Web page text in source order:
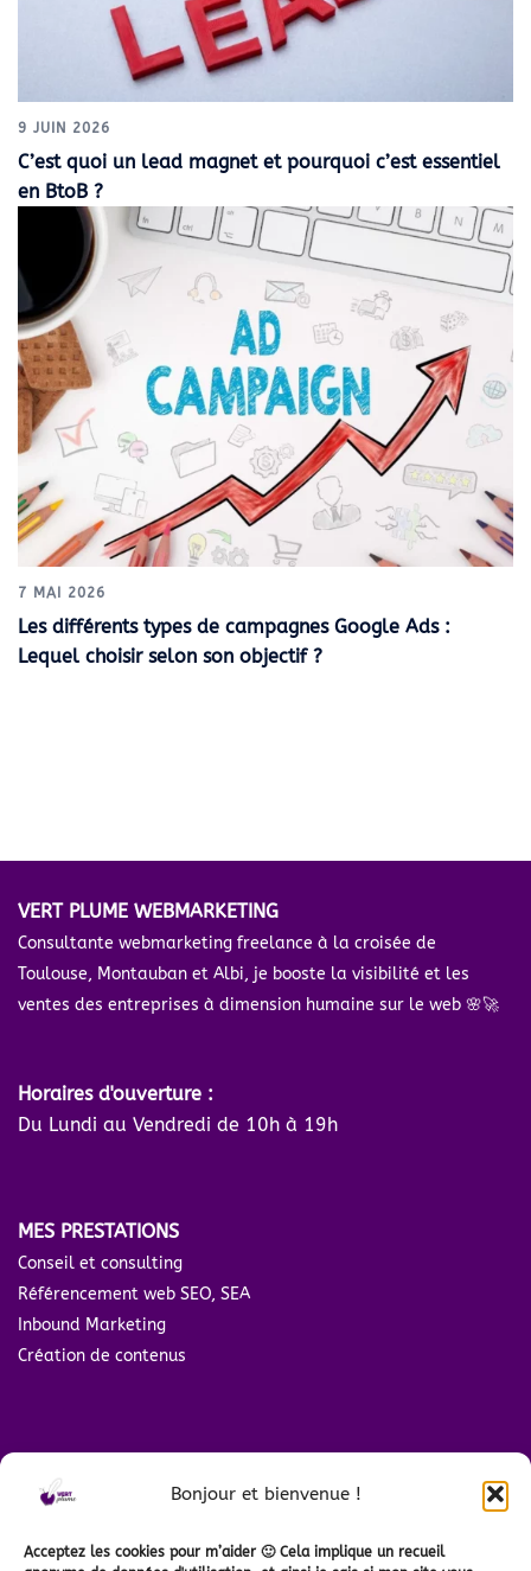
Bonjour et bienvenue !
Acceptez les cookies pour m’aider 🙂 Cela implique un recueil
9 JUIN 2026
C’est quoi un lead magnet et pourquoi c’est essentiel
en BtoB ?
7 MAI 2026
Les différents types de campagnes Google Ads :
Lequel choisir selon son objectif ?
VERT PLUME WEBMARKETING
Consultante webmarketing freelance à la croisée de
Toulouse, Montauban et Albi, je booste la visibilité et les
ventes des entreprises à dimension humaine sur le web 🌸🚀
Horaires d'ouverture :
Du Lundi au Vendredi de 10h à 19h
MES PRESTATIONS
Conseil et consulting
Référencement web SEO, SEA
Inbound Marketing
Création de contenus
Freelance marketing digital : métier et tarifs
C'est quoi le référencement payant SEA ?